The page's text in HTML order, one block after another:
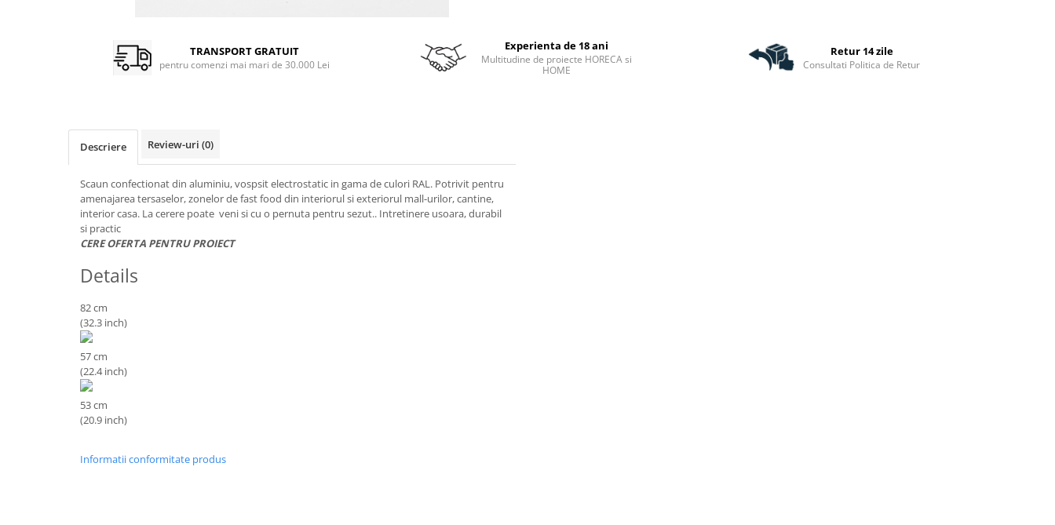
TRANSPORT GRATUIT
pentru comenzi mai mari de 30.000 Lei
Experienta de 18 ani
Multitudine de proiecte HORECA si
HOME
Retur 14 zile
Consultati Politica de Retur
Descriere Review-uri (0)
Scaun confectionat din aluminiu, vospsit electrostatic in gama de culori RAL. Potrivit pentru
amenajarea tersaselor, zonelor de fast food din interiorul si exteriorul mall-urilor, cantine,
interior casa. La cerere poate veni si cu o pernuta pentru sezut.. Intretinere usoara, durabil
si practic
CERE OFERTA PENTRU PROIECT
Details
82 cm
(32.3 inch)
57 cm
(22.4 inch)
53 cm
(20.9 inch)
Informatii conformitate produs